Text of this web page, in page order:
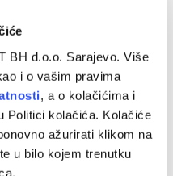
BH d.o.o. Sarajevo. Više
i o vašim pravima
, a o kolačićima i
Politici kolačića. Kolačiće
ažurirati klikom na
u bilo kojem trenutku